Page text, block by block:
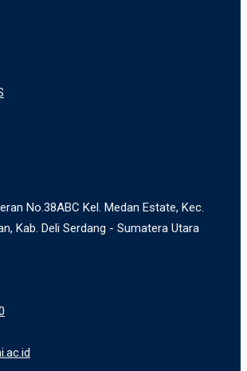
No.38ABC Kel. Medan Estate, Kec.
Kab. Deli Serdang - Sumatera Utara